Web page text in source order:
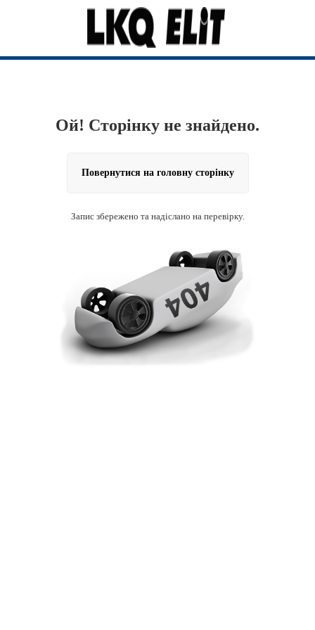
Ой! Сторінку не знайдено.
Повернутися на головну сторінку
Запис збережено та надіслано на перевірку.